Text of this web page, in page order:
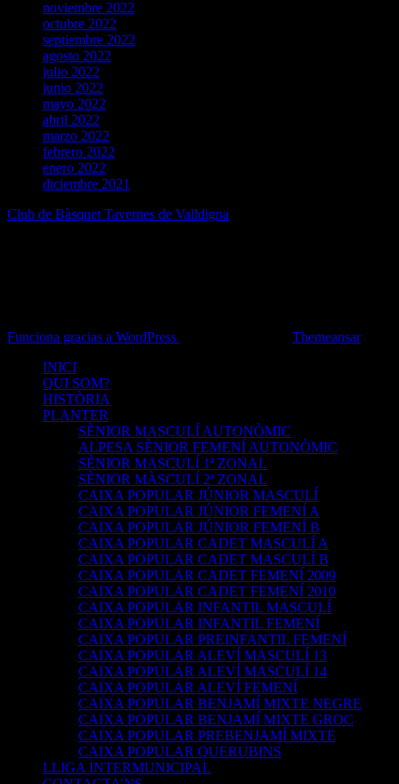
noviembre 2022
octubre 2022
septiembre 2022
agosto 2022
julio 2022
junio 2022
mayo 2022
abril 2022
marzo 2022
febrero 2022
enero 2022
diciembre 2021
Club de Bàsquet Tavernes de Valldigna
Funciona gracias a WordPress
Themeansar
INICI
QUI SOM?
HISTÒRIA
PLANTER
SÈNIOR MASCULÍ AUTONÒMIC
ALPESA SÈNIOR FEMENÍ AUTONÒMIC
SÈNIOR MASCULÍ 1ª ZONAL
SÈNIOR MÀSCULÍ 2ª ZONAL
CAIXA POPULAR JÚNIOR MASCULÍ
CAIXA POPULAR JÚNIOR FEMENÍ A
CAIXA POPULAR JÚNIOR FEMENÍ B
CAIXA POPULAR CADET MASCULÍ A
CAIXA POPULAR CADET MASCULÍ B
CAIXA POPULAR CADET FEMENÍ 2009
CAIXA POPULAR CADET FEMENÍ 2010
CAIXA POPULAR INFANTIL MASCULÍ
CAIXA POPULAR INFANTIL FEMENÍ
CAIXA POPULAR PREINFANTIL FEMENÍ
CAIXA POPULAR ALEVÍ MASCULÍ 13
CAIXA POPULAR ALEVÍ MASCULÍ 14
CAIXA POPULAR ALEVÍ FEMENÍ
CAIXA POPULAR BENJAMÍ MIXTE NEGRE
CAIXA POPULAR BENJAMÍ MIXTE GROC
CAIXA POPULAR PREBENJAMÍ MIXTE
CAIXA POPULAR QUERUBINS
LLIGA INTERMUNICIPAL